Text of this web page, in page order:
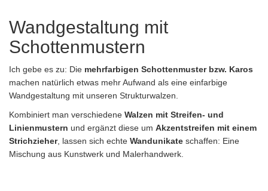
Wandgestaltung mit
Schottenmustern
Ich gebe es zu: Die mehrfarbigen Schottenmuster bzw. Karos
machen natürlich etwas mehr Aufwand als eine einfarbige
Wandgestaltung mit unseren Strukturwalzen.
Kombiniert man verschiedene Walzen mit Streifen- und
Linienmustern und ergänzt diese um Akzentstreifen mit einem
Strichzieher, lassen sich echte Wandunikate schaffen: Eine
Mischung aus Kunstwerk und Malerhandwerk.